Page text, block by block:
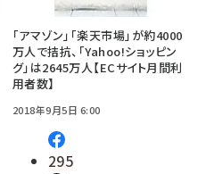
「アマゾン」「楽天市場」が約4000
万人で拮抗、「Yahoo!ショッピン
グ」は2645万人【ECサイト月間利
用者数】
2018年9月5日 6:00
295